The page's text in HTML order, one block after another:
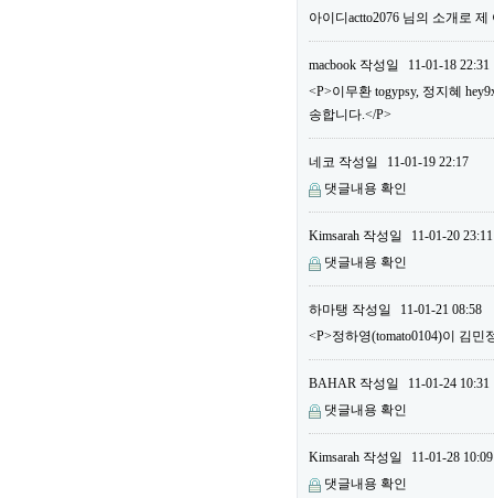
아이디actto2076 님의 소개로
macbook 작성일
11-01-18 22:31
<P>이무환 togypsy, 정지혜
송합니다.</P>
네코 작성일
11-01-19 22:17
댓글내용 확인
Kimsarah 작성일
11-01-20 23:11
댓글내용 확인
하마탱 작성일
11-01-21 08:58
<P>정하영(tomato0104)이 김
BAHAR 작성일
11-01-24 10:31
댓글내용 확인
Kimsarah 작성일
11-01-28 10:09
댓글내용 확인